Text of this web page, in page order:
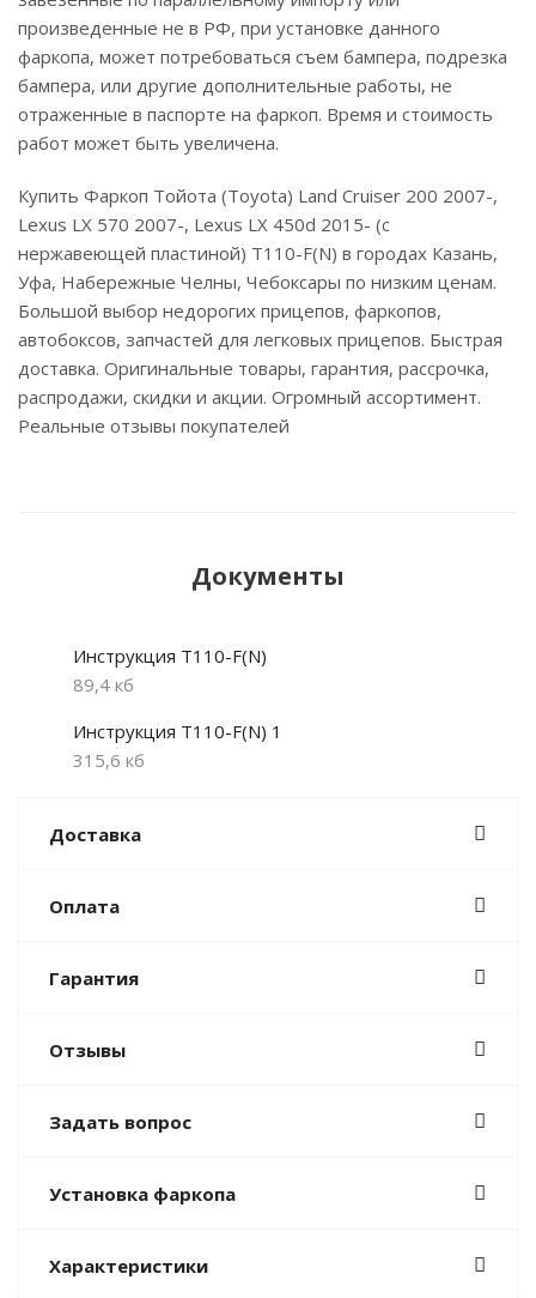
произведенные не в РФ, при установке данного
фаркопа, может потребоваться съем бампера, подрезка
бампера, или другие дополнительные работы, не
отраженные в паспорте на фаркоп. Время и стоимость
работ может быть увеличена.
Купить Фаркоп Тойота (Toyota) Land Cruiser 200 2007-,
Lexus LX 570 2007-, Lexus LX 450d 2015- (с
нержавеющей пластиной) T110-F(N) в городах Казань,
Уфа, Набережные Челны, Чебоксары по низким ценам.
Большой выбор недорогих прицепов, фаркопов,
автобоксов, запчастей для легковых прицепов. Быстрая
доставка. Оригинальные товары, гарантия, рассрочка,
распродажи, скидки и акции. Огромный ассортимент.
Реальные отзывы покупателей
Документы
Инструкция T110-F(N)
89,4 кб
Инструкция T110-F(N) 1
315,6 кб
Доставка
Оплата
Гарантия
Отзывы
Задать вопрос
Установка фаркопа
Характеристики